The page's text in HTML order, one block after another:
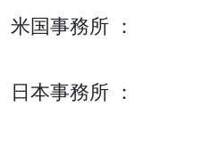
米国事務所 ：
日本事務所 ：